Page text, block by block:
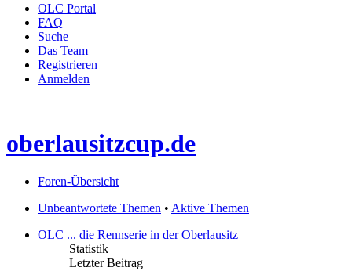
OLC Portal
FAQ
Suche
Das Team
Registrieren
Anmelden
oberlausitzcup.de
Foren-Übersicht
Unbeantwortete Themen • Aktive Themen
OLC ... die Rennserie in der Oberlausitz
Statistik
Letzter Beitrag